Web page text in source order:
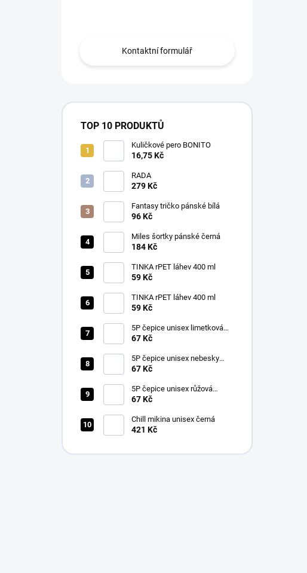
Kontaktní formulář
TOP 10 PRODUKTŮ
Kuličkové pero BONITO
16,75 Kč
RADA
279 Kč
Fantasy tričko pánské bílá
96 Kč
Miles šortky pánské černá
184 Kč
TINKA rPET láhev 400 ml
59 Kč
TINKA rPET láhev 400 ml
59 Kč
5P čepice unisex limetková
nastavitelná
67 Kč
5P čepice unisex nebesky
modrá nastavitelná
67 Kč
5P čepice unisex růžová
nastavitelná
67 Kč
Chill mikina unisex černá
421 Kč